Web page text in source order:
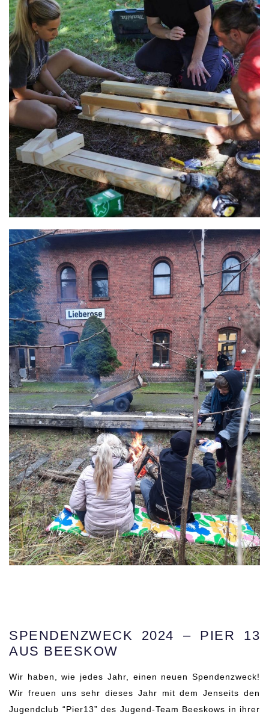
SPENDENZWECK 2024 – PIER 13
AUS BEESKOW
Wir haben, wie jedes Jahr, einen neuen Spendenzweck!
Wir freuen uns sehr dieses Jahr mit dem Jenseits den
Jugendclub “Pier13” des Jugend-Team Beeskows in ihrer